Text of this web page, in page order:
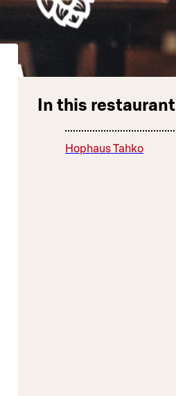
In this restaurant
Hophaus Tahko